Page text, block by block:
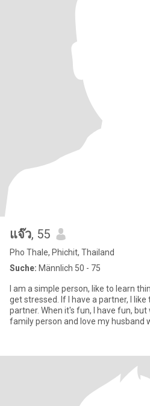
แจ๊ว, 55
Pho Thale, Phichit, Thailand
Suche: Männlich 50 - 75
I am a simple person, like to learn
get stressed. If I have a partner, I
partner. When it's fun, I have fun, but
family person and love my husband